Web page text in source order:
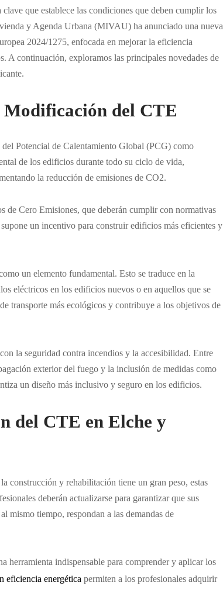
que establece las condiciones que deben cumplir los
y Agenda Urbana (MIVAU) ha anunciado una nueva
2024/1275, enfocada en mejorar la eficiencia
A continuación, exploramos las principales novedades de
del CTE
Potencial de Calentamiento Global (PCG) como
de los edificios durante todo su ciclo de vida,
la reducción de emisiones de CO2.
Cero Emisiones, que deberán cumplir con normativas
un incentivo para construir edificios más eficientes y
un elemento fundamental. Esto se traduce en la
eléctricos en los edificios nuevos o en aquellos que se
transporte más ecológicos y contribuye a los objetivos de
la seguridad contra incendios y la accesibilidad. Entre
exterior del fuego y la inclusión de medidas como
un diseño más inclusivo y seguro en los edificios.
del CTE en Elche y
construcción y rehabilitación tiene un gran peso, estas
deberán actualizarse para garantizar que sus
mismo tiempo, respondan a las demandas de
herramienta indispensable para comprender y aplicar los
eficiencia energética permiten a los profesionales adquirir